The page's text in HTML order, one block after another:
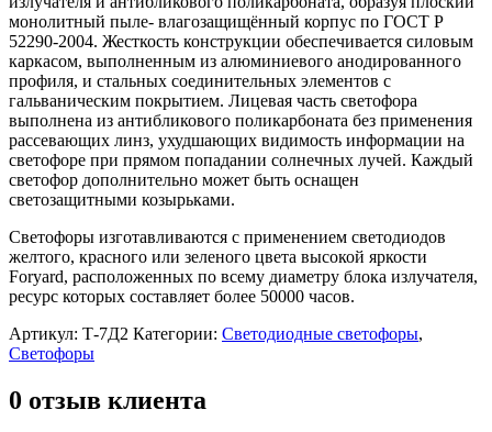
монолитный пыле- влагозащищённый корпус по ГОСТ Р
52290-2004. Жесткость конструкции обеспечивается силовым
каркасом, выполненным из алюминиевого анодированного
профиля, и стальных соединительных элементов с
гальваническим покрытием. Лицевая часть светофора
выполнена из антибликового поликарбоната без применения
рассевающих линз, ухудшающих видимость информации на
светофоре при прямом попадании солнечных лучей. Каждый
светофор дополнительно может быть оснащен
светозащитными козырьками.
Светофоры изготавливаются с применением светодиодов
желтого, красного или зеленого цвета высокой яркости
Foryard, расположенных по всему диаметру блока излучателя,
ресурс которых составляет более 50000 часов.
Артикул: Т-7Д2 Категории: Светодиодные светофоры,
Светофоры
0 отзыв клиента